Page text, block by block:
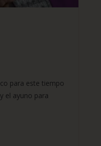
para este tiempo
el ayuno para